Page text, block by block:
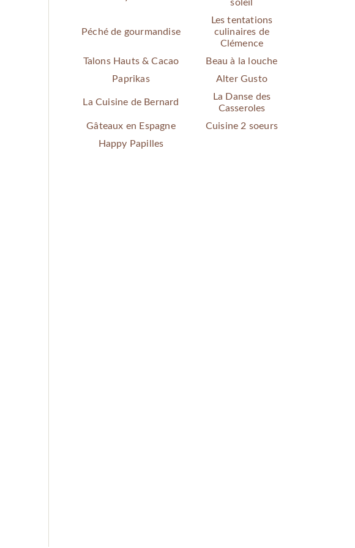
soleil
Péché de gourmandise
Les tentations
culinaires de
Clémence
Talons Hauts & Cacao
Beau à la louche
Paprikas
Alter Gusto
La Cuisine de Bernard
La Danse des
Casseroles
Gâteaux en Espagne
Cuisine 2 soeurs
Happy Papilles